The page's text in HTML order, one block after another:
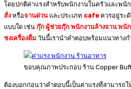
โดยปกติค่าแรงสำหรับพนักงานในครัวและพนัก
สั่ง หรือจานด่วน และประเภท cafe ควรอยู่ระ
แบบใด เช่น กุ๊ก ผู้ช่วยกุ๊ก พนักงานล้างจาน พนั
ชงเครื่องดื่ม วันนี้เรานำคำตอบพร้อมแนวทาง
ขอบคุณภาพประกอบ ร้าน Copper
ต้องบอกก่อนว่าคำตอบนี้เป็นค่าแรงที่สามารถ